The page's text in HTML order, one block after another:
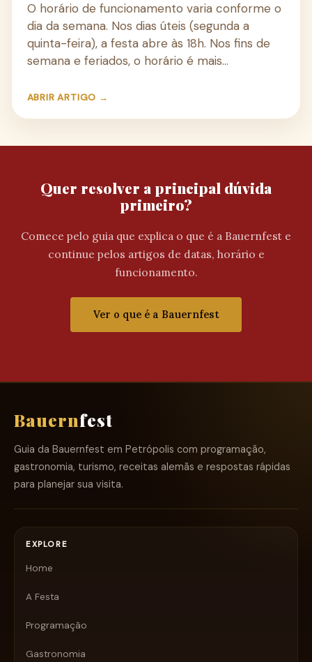
O horário de funcionamento varia conforme o
dia da semana. Nos dias úteis (segunda a
quinta-feira), a festa abre às 18h. Nos fins de
semana e feriados, o horário é mais…
ABRIR ARTIGO →
Quer resolver a principal dúvida
primeiro?
Comece pelo guia que explica o que é a Bauernfest e
continue pelos artigos de datas, horário e
funcionamento.
Ver o que é a Bauernfest
Bauernfest
Guia da Bauernfest em Petrópolis com programação,
gastronomia, turismo, receitas alemãs e respostas rápidas
para planejar sua visita.
EXPLORE
Home
A Festa
Programação
Gastronomia